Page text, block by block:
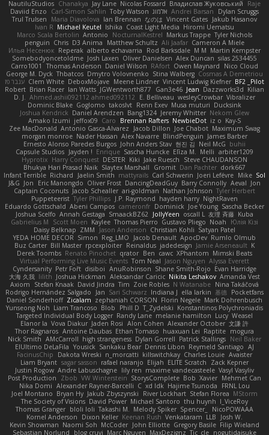
NautiluStudios Chanakya Jay Lane Nicolas Fossard Владислав Жуковський
Raje
Daviid Enzo
Carl-Simon Sahlin Toby Watson אלמוג Andrei Barsan
Dylan Scruggs
Trul Trulsen
Maria Diavolova Ian Brennan なのは Vincent Gates Jakub Hasanov
Ivan R Michael Keutel Ishika Coast Light Media Hiromi Uematsu
Marco Scala Bertolin Antonio NocturnalKestrel Markus Trappe Tyler Nichols
penguin Chris D3 Anima Matthew Schultz Ali Jaafar Cameron A Miele
Илья Несенюк Reperak alberto echavarria Rod Barksdale M M Martin Kempster
Somebodyoncetoldme Josh Laxen Oliver Danielsen Alex Duncan silas 2534455
Carro1001
Thomas Anderson Daniel Wilson RAfort Owen Maynard
Nico Cloud
George M. Dyck Thbatcos Dmytro Volovnenko Stina Walberg Cosmas A Demetriou
ענבר פז Clem White DeboxMojave Meene Lindner Vincent Ludwig Kiefner BF2 _Pilot
Robert Brian Racer Ian Watts JGWentworth877 Gan3e46 Jean Dazzworks3d Kilian
D. J.
Ahmed.ashii092112 ahmed092112 E. Belliveau wesleyCrowbar Vibralizer
Dominic Blake Goglomo takoslvt Renn Exev Musa muturi Ducksink
Joshua Kendrick Daniel Arendzen Bang1324 Jeremy Whitter Nekom Glew
Amako Izumi jeffox09 Caro Brennan Rafters NewbieDot iz o Kay-S
Zee MacDonald Antonio Gasca-Alvarez Jacob Dillon Joe Chabot Maximum Swag
morgan monroe Nader Hassan Alex Navarre BlindPenguin James Barber
Ernesto Alonso Paredes Burgos John Anders Stav 현진 김 Neil McG buhii
Capsule Studios Jayden ! Enrique Sascha Huncke Elīza M. Melli arbiter1209
Hyprotix Harry Conquest DESTER Kiki Jake Ruesch
Steve CHAUDANSON
Bhukya Hari Prasad Naik Slaytex Marshall Gromit Dan Pachter dork667
Infant Terrible Richard Jaelin Smith mattyrails Carl Schwerin Joeri Lefévre Mike Sol
J&G Jon Eric Manongdo Oliver Frost DancingDeadGuy Barry Connolly Aeval Jon
Captain Coconuts Jacob Schealler ari-goldman Nathan Johnson Tyler Herbert
Puppeteerist Tyler Phillips J.P. Raymond hayden harry NightRaven
Eduardo Gottschald Abeni Campos cameronfr Dominick Joe Young Sascha Becker
Joshua Scelfo Annah Gestaga SmaackBZ62 JollyYeen oscall L 友理 斉藤 Kuba
Gabrielius M
Scott Moen Kaylee Thomas Pierro Gustavo Pliego Noah
Юлія Кізі
Daisy Belknap ZMM Jason Anderson Christian Kohli Satyan Patel
YEDA HOME DECOR Simon Reg_LMO Jacob Denault ApocDev Rumlo Olmub
Buz Carter Bill Master rpcexploiter Reinaldus jadedesign Jamie Arseneault K
Derek Toombs Renato Pinochet qrator Ben cawc XPhantom Mimski Beats
Virtual Performing Live Music Events Tom Neal Jason Nguyen Alyssa Everett
Cyndersanity Petr Fořt disiboi AnuRobinson Shane Smith-Rojo Evan Harridge
大海 久我 lilith Joshua Hickman Aleksandar Caricic Nikita Leshakov Amanda Vest
Axiom
Stefan Knaak David Jindra Tim Zoie Robles N Watanabe Nina Takáčová
Rodrigo Hernández Salgado
Jan Sari Schwarz Indiana J ella larkin 基德
Pocketfans
Daniel Sonderhoff Zicalam zephaniah CORSON Florin Negele Mark Dohrenbusch
Yunseong Noh Liam Trancoso Blob Phill D T_Zydelski Konstantinos Polychroniadis
Targeted Individual Body Logger Randy Lane melanie hamilton Lucy Weasel
Elanor la Vova Diakur Jaden Rosi Alon Cohen Alexander October 文謙 許
Thor Ragnaros Antoine Daubas Ethan Tomaso huaxuan Lei Raptite mogura
Nick Smith AMcCarroll high strangeness Dylan Gorrell Patrick Stallings Neil Baker
ElUltimo DeLaFila Yousick Sankaku Bear Dennis Libon Reymeld Santiago AJ
FacinusChip
Dakota Wreski n_morcatti killswitchkay Charles Louie Avaister
Liam Bryant sagar sasson rafael naranjo Elijah ELITE Scratch
Zack Kepner
Justin Rogow Andre Labuschagne lily ren maxime vandecasteele Vasyl Vasyliv
Post Production
Zbob VW Winterstein StorysComplete Bob Xavier Mehmet Can
Nika Domi Alexander Rayner-Barcelli C xd Idk Hajime Tsunoda
FRNL Lou
Joel Montano Bryan Hy Jakub Zbyszynski River Lockhart Stefan Florea MStorm
The Society of Visions David Power Michael Santoro thu huynh I_ViceRoy
Thomas Granger bloli loli Takashi M. Melody Spiker Spencer_
NicoPOWAAA
Kornel Anderson
Dixon Keller Keenan Rush Venkataram LLB
Josh W.
Kevin Showman Naomi Soh McCoder John Elliotte Gregory Basile Filip Wieland
Sebastian Norlund
blog cruvi Marc Nguyen MaxDezignz Tic_cle nogutidaisuke